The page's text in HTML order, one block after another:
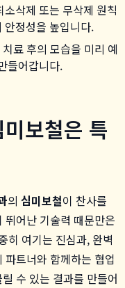
삭제 또는 무삭제 원칙
안정성을 높입니다.
료 후의 모습을 미리 예
들어갑니다.
보철은 특
의 심미보철이 찬사를
뛰어난 기술력 때문만은
히 여기는 진심과, 완벽
트너와 함께하는 협업
수 있는 결과를 만들어